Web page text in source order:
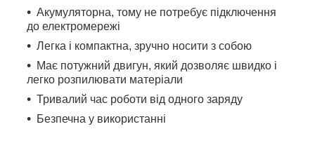
Акумуляторна, тому не потребує підключення
до електромережі
Легка і компактна, зручно носити з собою
Має потужний двигун, який дозволяє швидко і
легко розпилювати матеріали
Тривалий час роботи від одного заряду
Безпечна у використанні